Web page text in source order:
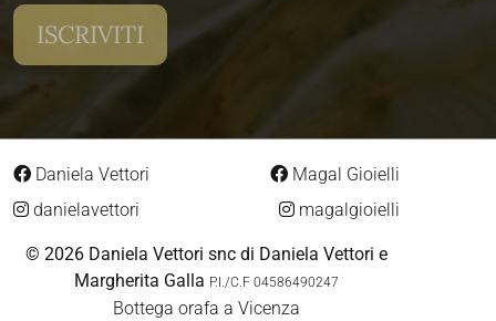
Daniela Vettori
danielavettori
Magal Gioielli
magalgioielli
© 2026 Daniela Vettori snc di Daniela Vettori e
Margherita Galla P.I./C.F 04586490247
Bottega orafa a Vicenza